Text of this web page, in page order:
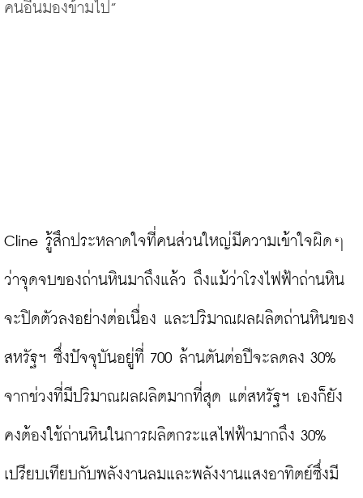
คนอื่นมองข้ามไป”
Cline รู้สึกประหลาดใจที่คนส่วนใหญ่มีความเข้าใจผิดๆ
ว่าจุดจบของถ่านหินมาถึงแล้ว ถึงแม้ว่าโรงไฟฟ้าถ่านหิน
จะปิดตัวลงอย่างต่อเนื่อง และปริมาณผลผลิตถ่านหินของ
สหรัฐฯ ซึ่งปัจจุบันอยู่ที่ 700 ล้านตันต่อปีจะลดลง 30%
จากช่วงที่มีปริมาณผลผลิตมากที่สุด แต่สหรัฐฯ เองก็ยัง
คงต้องใช้ถ่านหินในการผลิตกระแสไฟฟ้ามากถึง 30%
เปรียบเทียบกับพลังงานลมและพลังงานแสงอาทิตย์ซึ่งมี